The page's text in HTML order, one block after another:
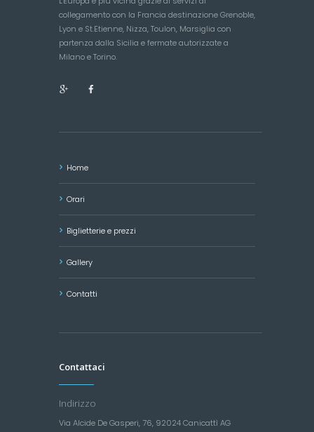
collegamento con la Francia destinazione Grenoble,
Lyon e St.Etienne, Nizza, Toulon, Marsiglia con
partenza dalla Sicilia e fermate autorizzate a
Milano e Torino.
Home
Orari
Biglietterie e prezzi
Gallery
Contatti
Contattaci
Indirizzo
Via Alcide De Gasperi, 76, 92024 Canicattì AG